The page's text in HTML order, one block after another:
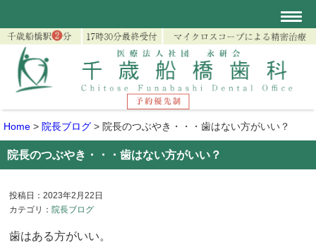
Home > 院長ブログ > 院長のつぶやき・・・歯はない方がいい？
院長のつぶやき・・・歯はない方がいい？
投稿日：2023年2月22日
カテゴリ： 院長ブログ
歯はある方がいい。